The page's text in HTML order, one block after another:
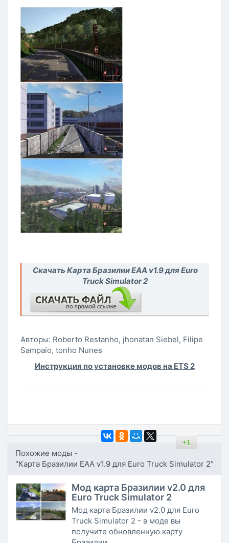
Скачать Карта Бразилии EAA v1.9 для Euro
Truck Simulator 2
Авторы: Roberto Restanho, jhonatan Siebel, Filipe
Sampaio, tonho Nunes
Инструкция по установке модов на ETS 2
+1
Похожие моды -
"Карта Бразилии EAA v1.9 для Euro Truck Simulator 2"
Мод карта Бразилии v2.0 для
Euro Truck Simulator 2
Мод карта Бразилии v2.0 для Euro
Truck Simulator 2 - в моде вы
получите обновленную карту